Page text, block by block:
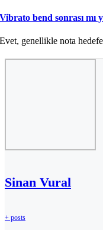
Vibrato bend sonrası mı
Evet, genellikle nota
Sinan Vural
+ posts